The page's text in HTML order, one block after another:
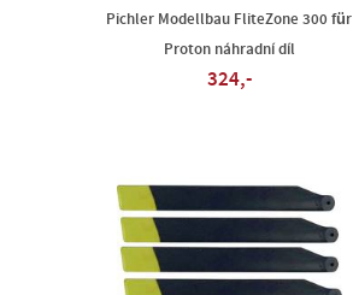
Pichler Modellbau FliteZone 300 für
Proton náhradní díl
324,-